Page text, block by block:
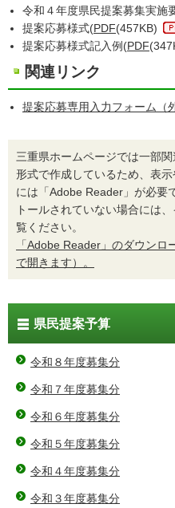
令和４年度県民提案募集実施
提案応募様式(PDF(457KB)
提案応募様式記入例(PDF
関連リンク
提案応募専用入力フォーム（
三重県ホームページでは一部
形式で作成しているため、表示
には「Adobe Reader」が必要
トールされていない場合には
覧ください。
「Adobe Reader」のダウン
で開きます）。
県民提案予算
令和８年度募集分
令和７年度募集分
令和６年度募集分
令和５年度募集分
令和４年度募集分
令和３年度募集分